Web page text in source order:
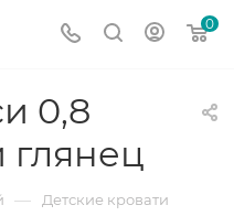
0
0,8
— Детские кровати